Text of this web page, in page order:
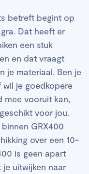
betreft begint op
Dat heeft er
een stuk
en dat vraagt
je materiaal. Ben je
wil je goedkopere
mee vooruit kan,
voor jou.
GRX400
over een 10-
is geen apart
uitwijken naar